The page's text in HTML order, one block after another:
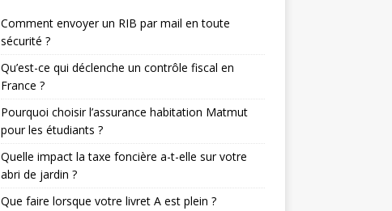
Comment envoyer un RIB par mail en toute
sécurité ?
Qu’est-ce qui déclenche un contrôle fiscal en
France ?
Pourquoi choisir l’assurance habitation Matmut
pour les étudiants ?
Quelle impact la taxe foncière a-t-elle sur votre
abri de jardin ?
Que faire lorsque votre livret A est plein ?